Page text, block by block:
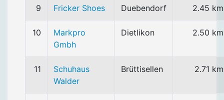
9 Fricker Shoes Duebendorf 2.45 km
10
Markpro
Gmbh
Dietlikon 2.50 km
11
Schuhaus
Walder
Brüttisellen 2.71 km